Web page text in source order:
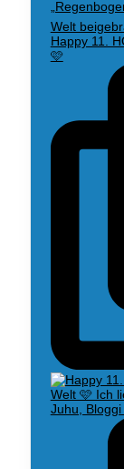
Happy 11.
🩷
Juhu,